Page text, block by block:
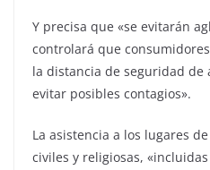
Y precisa que «se evitarán
controlará que
la distancia de seguridad de
evitar posibles contagios».
La asistencia a los lugares
civiles y religiosas,